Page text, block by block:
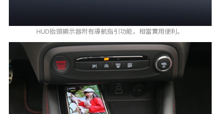
HUD抬頭顯示器附有導航指引功能，相當實用便利。